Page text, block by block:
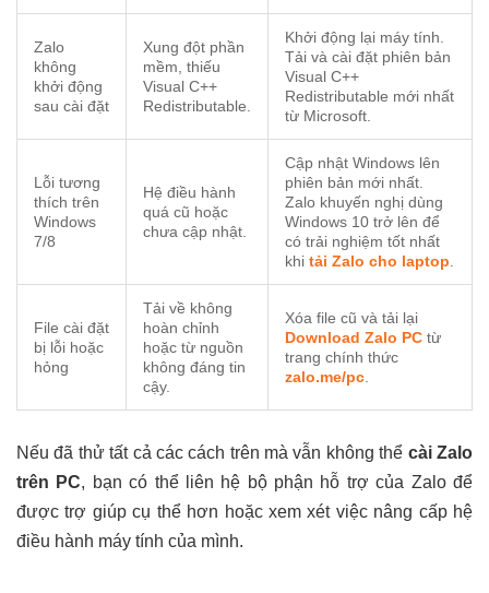
Zalo
không
khởi động
sau cài đặt
Xung đột phần
mềm, thiếu
Visual C++
Redistributable.
Khởi động lại máy tính.
Tải và cài đặt phiên bản
Visual C++
Redistributable mới nhất
từ Microsoft.
Lỗi tương
thích trên
Windows
7/8
Hệ điều hành
quá cũ hoặc
chưa cập nhật.
Cập nhật Windows lên
phiên bản mới nhất.
Zalo khuyến nghị dùng
Windows 10 trở lên để
có trải nghiệm tốt nhất
khi tải Zalo cho laptop
File cài đặt
bị lỗi hoặc
hỏng
Tải về không
hoàn chỉnh
hoặc từ nguồn
không đáng tin
cậy.
Xóa file cũ và tải lại
Download Zalo PC từ
trang chính thức
zalo.me/pc
Nếu đã thử tất cả các cách trên mà vẫn không thể cài Zalo
trên PC, bạn có thể liên hệ bộ phận hỗ trợ của Zalo để
được trợ giúp cụ thể hơn hoặc xem xét việc nâng cấp hệ
điều hành máy tính của mình.